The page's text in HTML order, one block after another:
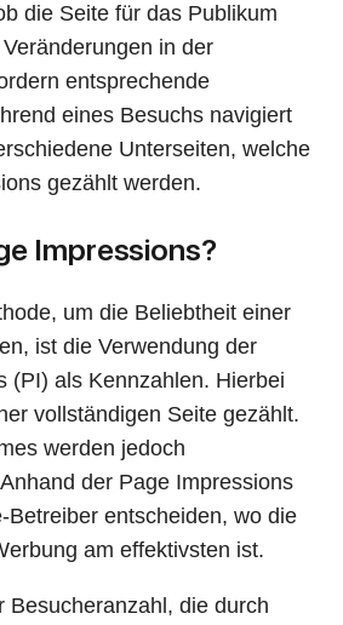
die Seite für das Publikum
in der
entsprechende
eines Besuchs navigiert
Unterseiten, welche
gezählt werden.
Impressions?
um die Beliebtheit einer
ist die Verwendung der
(PI) als Kennzahlen. Hierbei
vollständigen Seite gezählt.
werden jedoch
der Page Impressions
Betreiber entscheiden, wo die
am effektivsten ist.
Besucheranzahl, die durch